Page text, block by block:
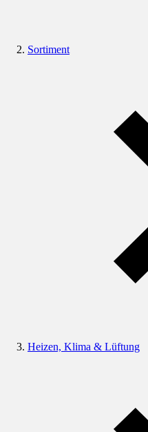
Sortiment
Heizen, Klima & Lüftung